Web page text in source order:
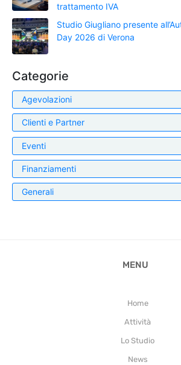
trattamento IVA
Studio Giugliano presente
Day 2026 di Verona
Categorie
Agevolazioni
Clienti e Partner
Eventi
Finanziamenti
Generali
MENU
Home
Attività
Lo Studio
News